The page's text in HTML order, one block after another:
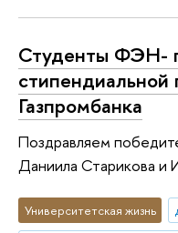
Студенты ФЭН-
Газпромбанка
Поздравляем
Даниила Старикова и
Университетская жизнь